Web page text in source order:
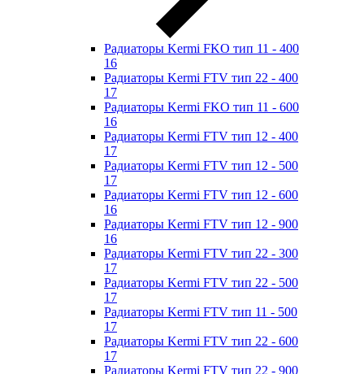
Радиаторы Kermi FKO тип 11 - 400
16
Радиаторы Kermi FTV тип 22 - 400
17
Радиаторы Kermi FKO тип 11 - 600
16
Радиаторы Kermi FTV тип 12 - 400
17
Радиаторы Kermi FTV тип 12 - 500
17
Радиаторы Kermi FTV тип 12 - 600
16
Радиаторы Kermi FTV тип 12 - 900
16
Радиаторы Kermi FTV тип 22 - 300
17
Радиаторы Kermi FTV тип 22 - 500
17
Радиаторы Kermi FTV тип 11 - 500
17
Радиаторы Kermi FTV тип 22 - 600
17
Радиаторы Kermi FTV тип 22 - 900